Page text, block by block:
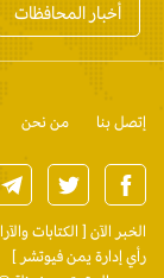
أخبار المحافظات
إتصل بنا من نحن
الخبر الآن [ الكتابات
رأي إدارة يمن فيوتشر ]